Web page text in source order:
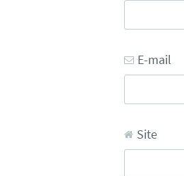
E-mail
Site